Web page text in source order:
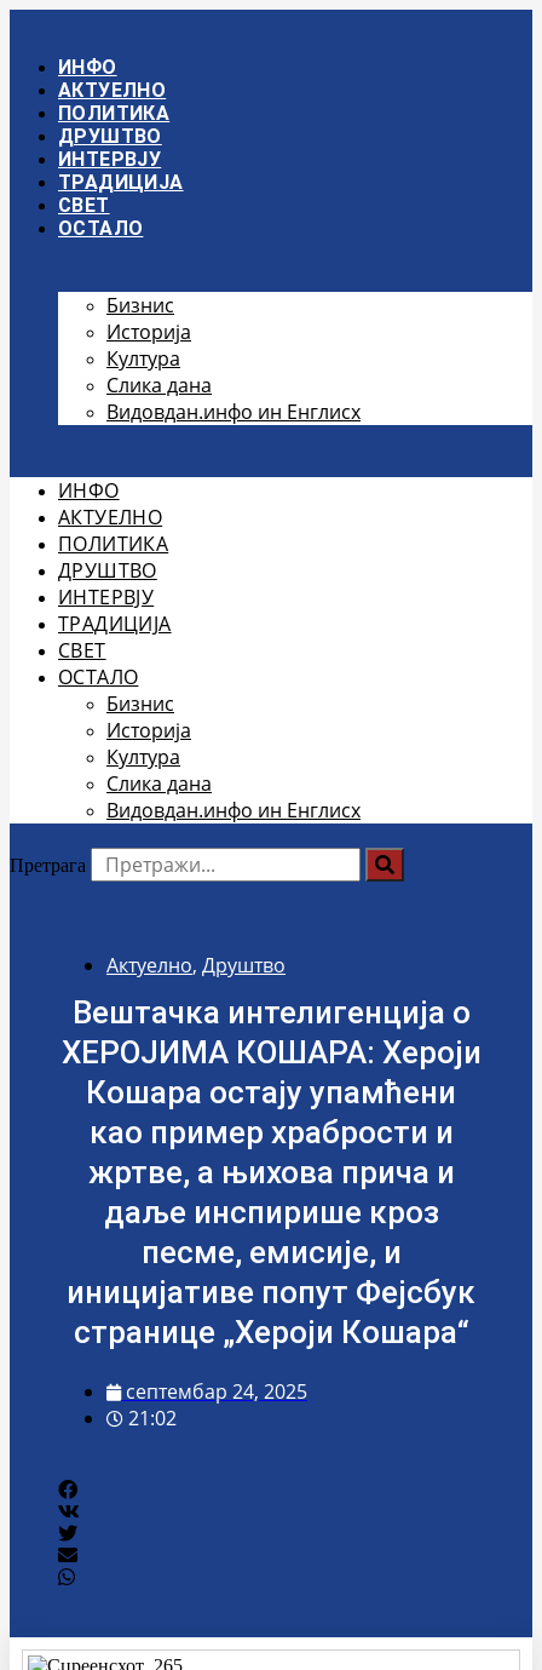
садржајИНФО
АКТУЕЛНО
ПОЛИТИКА
ДРУШТВО
ИНТЕРВЈУ
ТРАДИЦИЈА
СВЕТ
ОСТАЛО
Бизнис
Историја
Култура
Слика дана
Видовдан.инфо ин Енглисх
ИНФО
АКТУЕЛНО
ПОЛИТИКА
ДРУШТВО
ИНТЕРВЈУ
ТРАДИЦИЈА
СВЕТ
ОСТАЛО
Бизнис
Историја
Култура
Слика дана
Видовдан.инфо ин Енглисх
Претрага
Актуелно, Друштво
Вештачка интелигенција о
ХЕРОЈИМА КОШАРА: Хероји
Кошара остају упамћени
као пример храбрости и
жртве, а њихова прича и
даље инспирише кроз
песме, емисије, и
иницијативе попут Фејсбук
странице „Хероји Кошара“
септембар 24, 2025
21:02